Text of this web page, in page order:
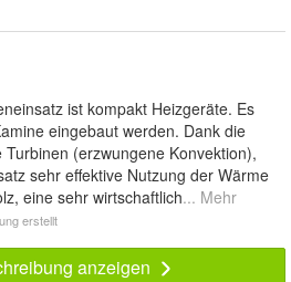
ist kompakt Heizgeräte. Es
eingebaut werden. Dank die
(erzwungene Konvektion),
sehr effektive Nutzung der Wärme
eine sehr wirtschaftlich... Mehr
erstellt
anzeigen